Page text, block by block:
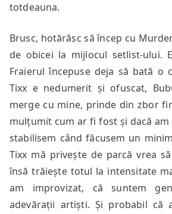
totdeauna.
Brusc, hotărăsc să încep cu
de obicei la mijlocul setlist-ului.
Fraierul începuse deja să bată o
Tixx e nedumerit și ofuscat,
merge cu mine, prinde din zbor
mulțumit cum ar fi fost și dacă
stabilisem când făcusem un
Tixx mă privește de parcă vrea
însă trăiește totul la intensitate
am improvizat, că suntem
adevărații artiști. Și probabil că